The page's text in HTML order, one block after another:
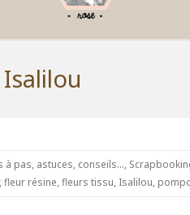
à pas, astuces, conseils...,
,fleur résine,fleurs tissu, Isalilou,